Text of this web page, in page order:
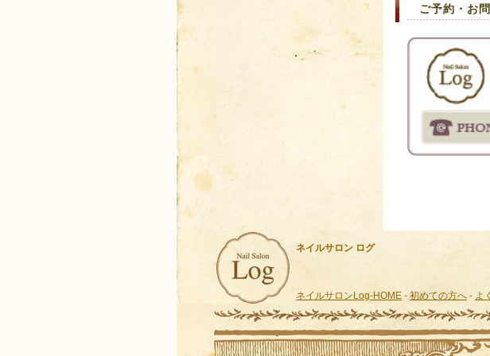
ご予約・お
ネイルサロン ログ
ネイルサロンLog-HOME - 初めての方へ - よ